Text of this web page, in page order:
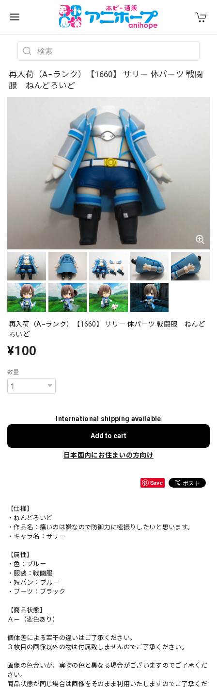
再入荷（A−ランク）【1660】 サリー 体パーツ 戦闘
服 ねんどろいど
再入荷（A−ランク）【1660】 サリー 体パーツ 戦闘服 ねんど
ろいど
¥100
数量
International shipping available
Add to cart
日本国内にお住まいの方向け
Save
【仕様】
・ねんどろいど
・作品名：痛いのは嫌なので防御力に極振りしたいと思います。
・キャラ名：サリー
【属性】
・色：ブルー
・服装：戦闘服
・短パン：ブルー
・ブーツ：ブラック
【商品状態】
Ａ－（変色あり）
個体差による若干の違いはご了承ください。
３枚目の画像以外の物は付属致しませんのでご了承ください。
画像の色合いが、実物の色と異なる場合がございますのでご了承くだ
さい。
商品状態が同じ場合は画像をそのまま利用いたしますのでご了承くだ